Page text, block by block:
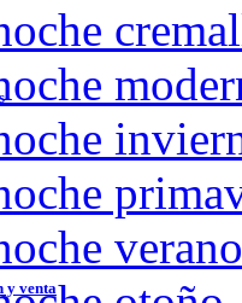
y venta
verano